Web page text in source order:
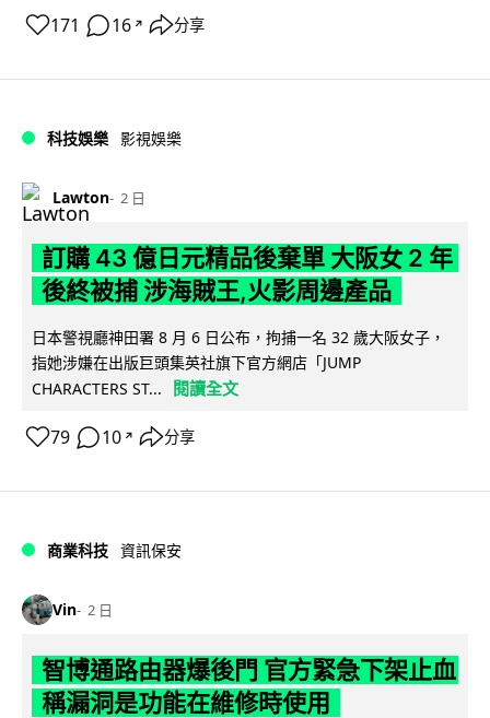
171 16 ↗ 分享
科技娛樂 影視娛樂
Lawton 2 日
訂購 43 億日元精品後棄單 大阪女 2 年
後終被捕 涉海賊王,火影周邊產品
日本警視廳神田署 8 月 6 日公布，拘捕一名 32 歲大阪女子，
指她涉嫌在出版巨頭集英社旗下官方網店「JUMP
CHARACTERS ST...
閱讀全文
79 10 ↗ 分享
商業科技 資訊保安
Vin 2 日
智博通路由器爆後門 官方緊急下架止血
稱漏洞是功能在維修時使用